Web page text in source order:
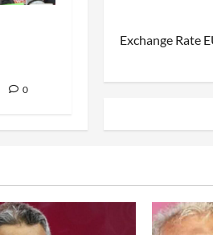
0
Exchange Rate